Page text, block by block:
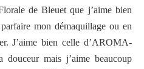
de Bleuet que j’aime bien
mon démaquillage ou en
J’aime bien celle d’AROMA-
mais j’aime beaucoup